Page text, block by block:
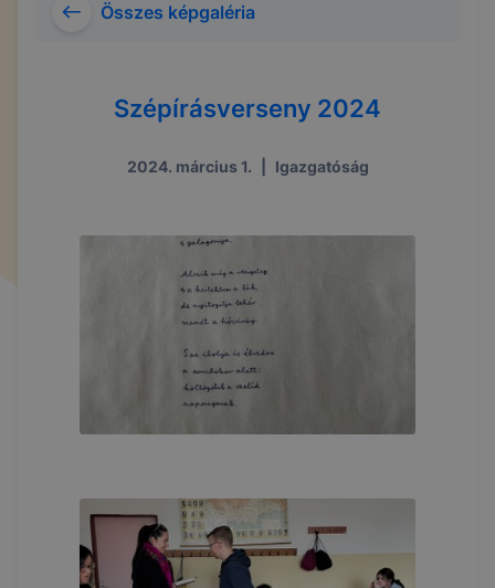
Összes képgaléria
Szépírásverseny 2024
2024. március 1. Igazgatóság